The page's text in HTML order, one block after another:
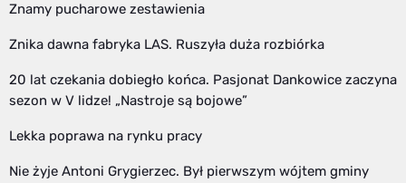
Znamy pucharowe zestawienia
Znika dawna fabryka LAS. Ruszyła duża rozbiórka
20 lat czekania dobiegło końca. Pasjonat Dankowice zaczyna
sezon w V lidze! „Nastroje są bojowe”
Lekka poprawa na rynku pracy
Nie żyje Antoni Grygierzec. Był pierwszym wójtem gminy